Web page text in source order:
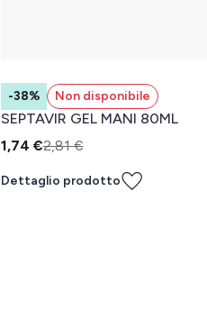
-38% Non disponibile
SEPTAVIR GEL MANI 80ML
1,74 €2,81 €
Dettaglio prodotto